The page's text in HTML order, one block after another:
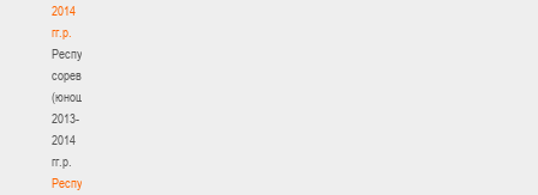
2014
гг.р.
Республиканские
соревнования
(юноши)
2013-
2014
гг.р.
Республиканские